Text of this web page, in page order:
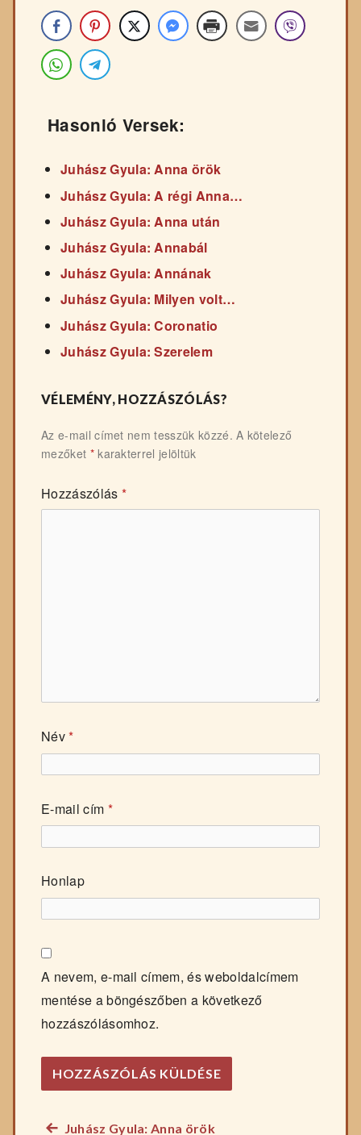
Hasonló Versek:
Juhász Gyula: Anna örök
Juhász Gyula: A régi Anna…
Juhász Gyula: Anna után
Juhász Gyula: Annabál
Juhász Gyula: Annának
Juhász Gyula: Milyen volt…
Juhász Gyula: Coronatio
Juhász Gyula: Szerelem
VÉLEMÉNY, HOZZÁSZÓLÁS?
Az e-mail címet nem tesszük közzé. A kötelező
mezőket *karakterrel jelöltük
Hozzászólás *
Név*
E-mail cím *
Honlap
A nevem, e-mail címem, és weboldalcímem
mentése a böngészőben a következő
hozzászólásomhoz.
Előző
Juhász Gyula: Anna örök